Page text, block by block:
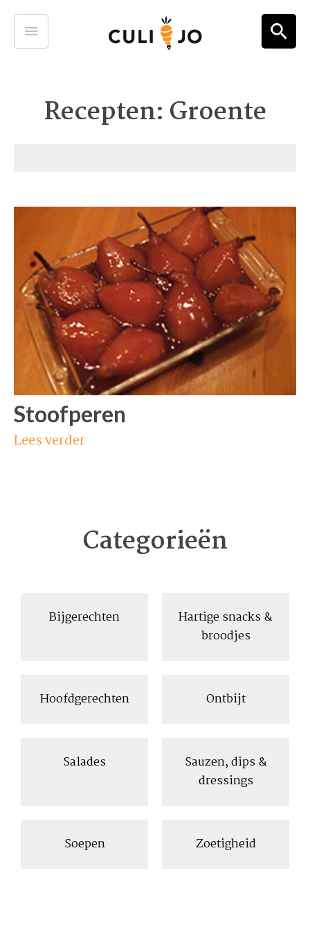
Recepten: Groente
Stoofperen
Lees verder
Categorieën
Bijgerechten
Hartige snacks &
broodjes
Hoofdgerechten Ontbijt
Salades
Sauzen, dips &
dressings
Soepen Zoetigheid